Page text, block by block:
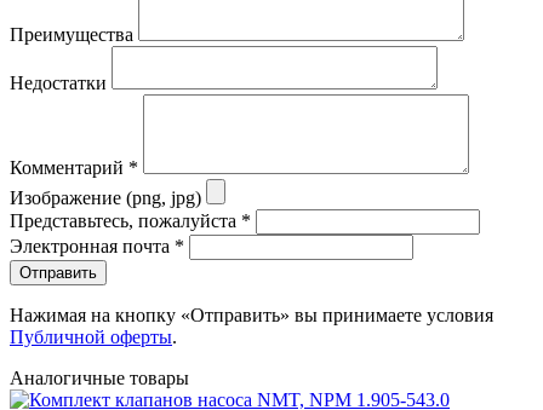
Преимущества
Недостатки
Комментарий *
Изображение (png, jpg)
Представьтесь, пожалуйста *
Электронная почта *
Отправить
Нажимая на кнопку «Отправить» вы принимаете условия
Публичной оферты.
Аналогичные товары